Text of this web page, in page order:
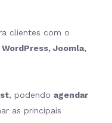
clientes com o
WordPress, Joomla,
, podendo agendar
as principais